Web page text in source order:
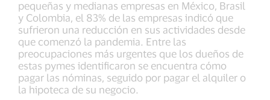
pequeñas y medianas empresas en México, Brasil
y Colombia, el 83% de las empresas indicó que
sufrieron una reducción en sus actividades desde
que comenzó la pandemia. Entre las
preocupaciones más urgentes que los dueños de
estas pymes identificaron se encuentra cómo
pagar las nóminas, seguido por pagar el alquiler o
la hipoteca de su negocio.